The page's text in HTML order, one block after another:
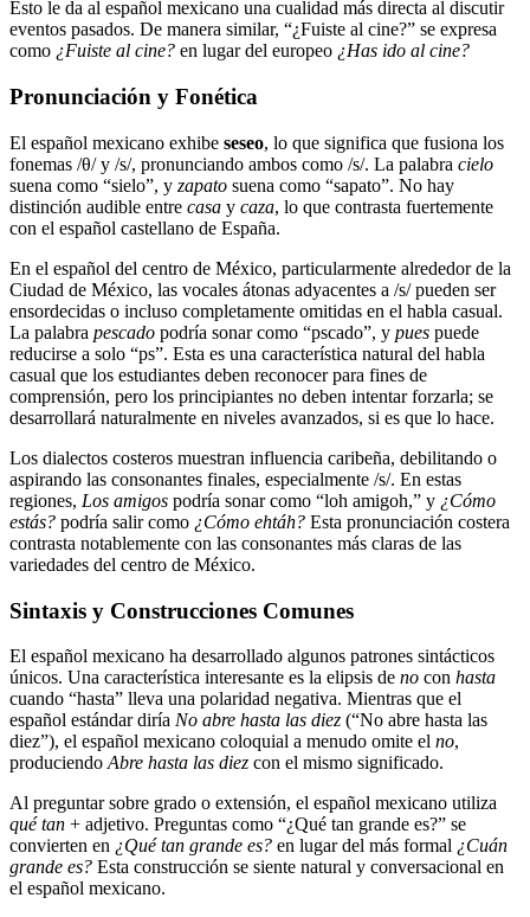
Esto le da al español mexicano una cualidad más directa al discutir
eventos pasados. De manera similar, “¿Fuiste al cine?” se expresa
como ¿Fuiste al cine? en lugar del europeo ¿Has ido al cine?
Pronunciación y Fonética
El español mexicano exhibe seseo, lo que significa que fusiona los
fonemas /θ/ y /s/, pronunciando ambos como /s/. La palabra cielo
suena como “sielo”, y zapato suena como “sapato”. No hay
distinción audible entre casa y caza, lo que contrasta fuertemente
con el español castellano de España.
En el español del centro de México, particularmente alrededor de la
Ciudad de México, las vocales átonas adyacentes a /s/ pueden ser
ensordecidas o incluso completamente omitidas en el habla casual.
La palabra pescado podría sonar como “pscado”, y pues puede
reducirse a solo “ps”. Esta es una característica natural del habla
casual que los estudiantes deben reconocer para fines de
comprensión, pero los principiantes no deben intentar forzarla; se
desarrollará naturalmente en niveles avanzados, si es que lo hace.
Los dialectos costeros muestran influencia caribeña, debilitando o
aspirando las consonantes finales, especialmente /s/. En estas
regiones, Los amigos podría sonar como “loh amigoh,” y ¿Cómo
estás? podría salir como ¿Cómo ehtáh? Esta pronunciación costera
contrasta notablemente con las consonantes más claras de las
variedades del centro de México.
Sintaxis y Construcciones Comunes
El español mexicano ha desarrollado algunos patrones sintácticos
únicos. Una característica interesante es la elipsis de no con hasta
cuando “hasta” lleva una polaridad negativa. Mientras que el
español estándar diría No abre hasta las diez (“No abre hasta las
diez”), el español mexicano coloquial a menudo omite el no,
produciendo Abre hasta las diez con el mismo significado.
Al preguntar sobre grado o extensión, el español mexicano utiliza
qué tan + adjetivo. Preguntas como “¿Qué tan grande es?” se
convierten en ¿Qué tan grande es? en lugar del más formal ¿Cuán
grande es? Esta construcción se siente natural y conversacional en
el español mexicano.